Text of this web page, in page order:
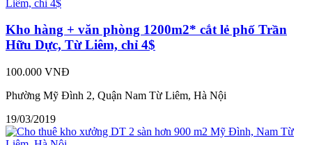
Kho hàng + văn phòng 1200m2* cắt lẻ phố Trần
Hữu Dực, Từ Liêm, chỉ 4$
100.000 VNĐ
Phường Mỹ Đình 2, Quận Nam Từ Liêm, Hà Nội
19/03/2019